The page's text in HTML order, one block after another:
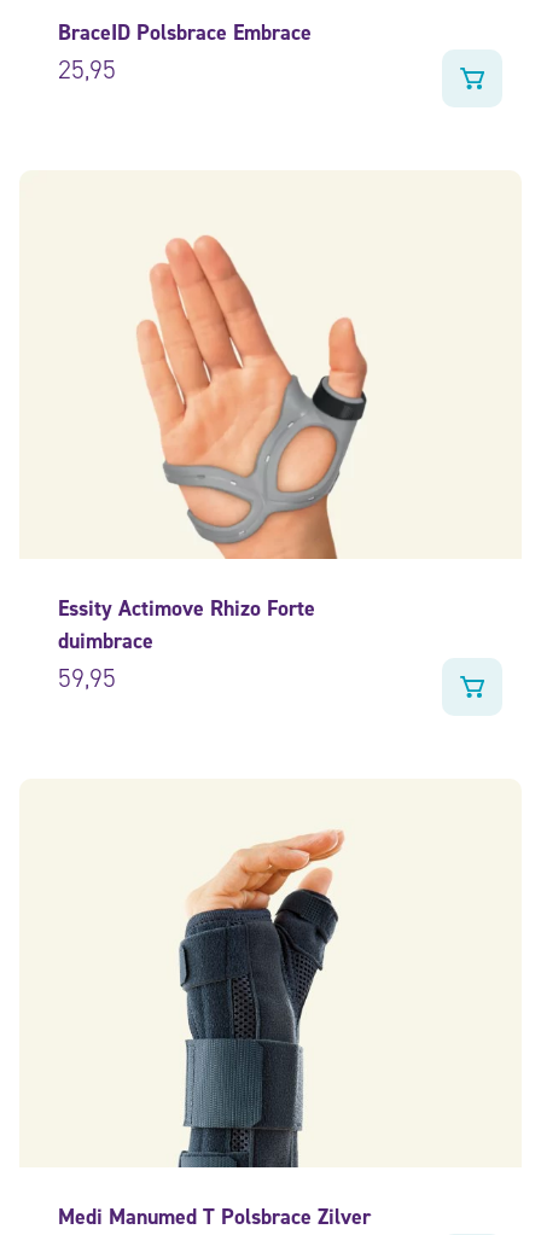
BraceID Polsbrace Embrace
25,95
Essity Actimove Rhizo Forte
duimbrace
59,95
Medi Manumed T Polsbrace Zilver